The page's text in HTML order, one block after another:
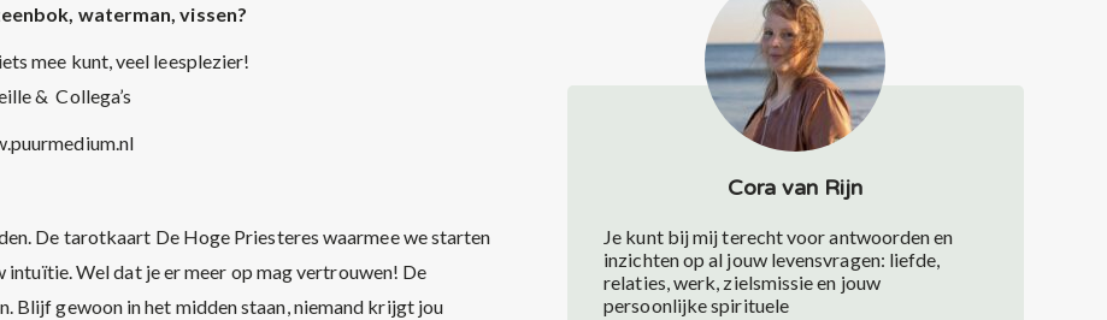
waterman, vissen?
mee kunt, veel leesplezier!
& Collega’s
De tarotkaart De Hoge Priesteres waarmee we starten
Wel dat je er meer op mag vertrouwen! De
Blijf gewoon in het midden staan, niemand krijgt jou
Cora van Rijn
Je kunt bij mij terecht voor antwoorden en
inzichten op al jouw levensvragen: liefde,
relaties, werk, zielsmissie en jouw
persoonlijke spirituele